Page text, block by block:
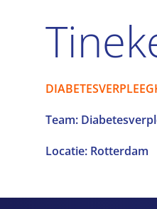
Team:
Locatie: Rotterdam